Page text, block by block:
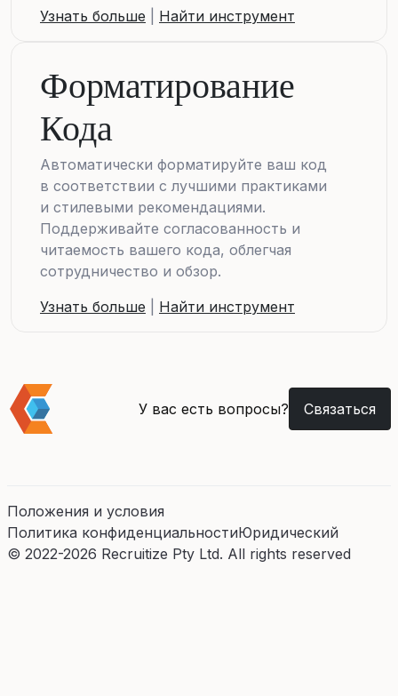
Узнать больше
Найти инструмент
Форматирование
Кода
Автоматически форматируйте ваш код
в соответствии с лучшими практиками
и стилевыми рекомендациями.
Поддерживайте согласованность и
читаемость вашего кода, облегчая
сотрудничество и обзор.
Узнать больше
Найти инструмент
У вас есть вопросы? Связаться
© 2022-2026 Recruitize Pty Ltd. All rights reserved
Положения и условия
Политика конфиденциальностиЮридический